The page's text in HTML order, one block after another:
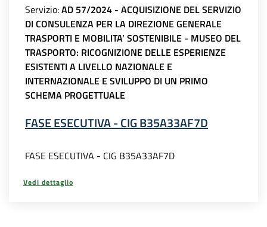
Servizio:AD 57/2024 - ACQUISIZIONE DEL SERVIZIO
DI CONSULENZA PER LA DIREZIONE GENERALE
TRASPORTI E MOBILITA’ SOSTENIBILE - MUSEO DEL
TRASPORTO: RICOGNIZIONE DELLE ESPERIENZE
ESISTENTI A LIVELLO NAZIONALE E
INTERNAZIONALE E SVILUPPO DI UN PRIMO
SCHEMA PROGETTUALE
FASE ESECUTIVA - CIG B35A33AF7D
FASE ESECUTIVA - CIG B35A33AF7D
Vedi dettaglio